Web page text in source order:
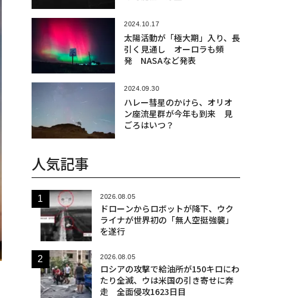
2024.10.17
太陽活動が「極大期」入り、長
引く見通し オーロラも頻
発 NASAなど発表
2024.09.30
ハレー彗星のかけら、オリオ
ン座流星群が今年も到来 見
ごろはいつ？
人気記事
2026.08.05
ドローンからロボットが降下、ウク
ライナが世界初の「無人空挺強襲」
を遂行
2026.08.05
ロシアの攻撃で給油所が150キロにわ
たり全滅、ウは米国の引き寄せに奔
走 全面侵攻1623日目